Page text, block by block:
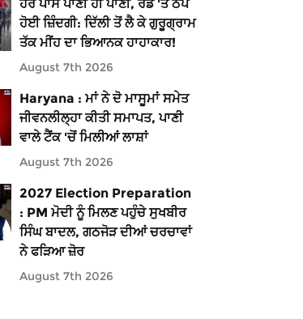
ਹਰ ਪਾਸੇ ਪਾਣੀ ਹੀ ਪਾਣੀ, ਰੋਡ 'ਤੇ ਠੱਪ
ਹੋਈ ਜ਼ਿੰਦਗੀ: ਦਿੱਲੀ ਤੋਂ ਲੈ ਕੇ ਗੁਰੂਗ੍ਰਾਮ
ਤੱਕ ਮੀਂਹ ਦਾ ਭਿਆਨਕ ਹਾਹਾਕਾਰ!
August 7th 2026
Haryana : ਮਾਂ ਨੇ ਦੋ ਮਾਸੂਮਾਂ ਸਮੇਤ
ਜੀਵਨਲੀਲ੍ਹਾ ਕੀਤੀ ਸਮਾਪਤ, ਪਾਣੀ
ਵਾਲੇ ਟੈਂਕ 'ਚੋਂ ਮਿਲੀਆਂ ਲਾਸ਼ਾਂ
August 7th 2026
2027 Election Preparation
: PM ਮੋਦੀ ਨੂੰ ਮਿਲਣ ਪਹੁੰਚੇ ਸੁਖਬੀਰ
ਸਿੰਘ ਬਾਦਲ, ਗਠਜੋੜ ਦੀਆਂ ਚਰਚਾਵਾਂ
ਨੇ ਫੜਿਆ ਜ਼ੋਰ
August 7th 2026